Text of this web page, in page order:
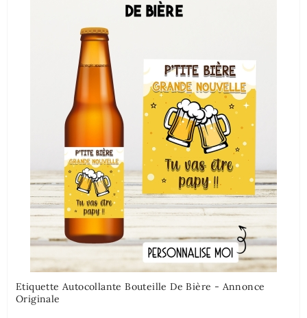
Etiquette Autocollante Bouteille De Bière - Annonce
Originale